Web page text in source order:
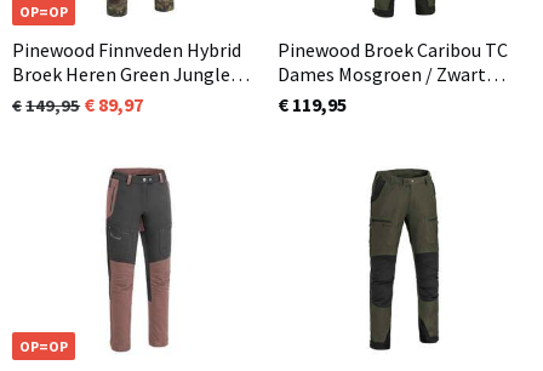
OP=OP
Pinewood Finnveden Hybrid
Broek Heren Green Jungle
Camo (980)
149,95 89,97
Pinewood Broek Caribou TC
Dames Mosgroen / Zwart
(153) Normaal en ook in
korte lengtemaat
€ 119,95
OP=OP